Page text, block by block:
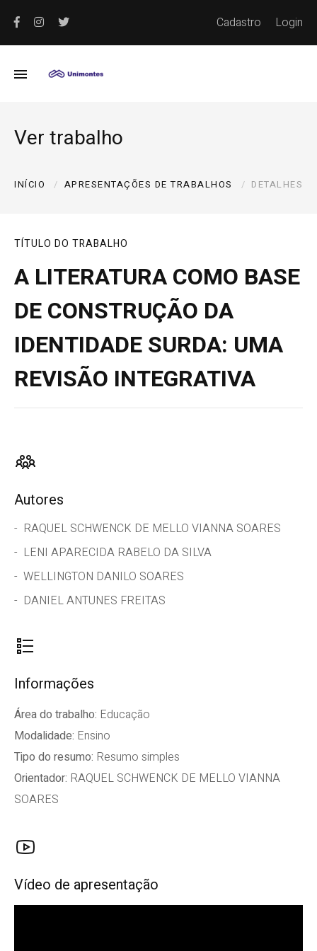
Cadastro Login
Ver trabalho
INÍCIO APRESENTAÇÕES DE TRABALHOS DETALHES
TÍTULO DO TRABALHO
A LITERATURA COMO BASE
DE CONSTRUÇÃO DA
IDENTIDADE SURDA: UMA
REVISÃO INTEGRATIVA
Autores
RAQUEL SCHWENCK DE MELLO VIANNA SOARES
LENI APARECIDA RABELO DA SILVA
WELLINGTON DANILO SOARES
DANIEL ANTUNES FREITAS
Informações
Área do trabalho: Educação
Modalidade: Ensino
Tipo do resumo: Resumo simples
Orientador: RAQUEL SCHWENCK DE MELLO VIANNA
SOARES
Vídeo de apresentação